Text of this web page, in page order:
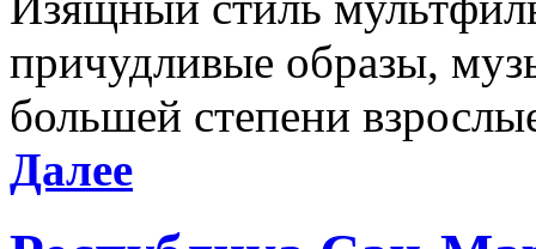
причудливые образы,
большей степени
Далее